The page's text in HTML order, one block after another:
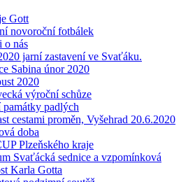
Gott
novoroční fotbálek
o nás
jarní zastavení ve Svaťáku.
Sabina únor 2020
2020
výroční schůze
památky padlých
cestami proměn, Vyšehrad 20.6.2020
doba
Plzeňského kraje
Svaťácká sednice a vzpomínková
Karla Gotta